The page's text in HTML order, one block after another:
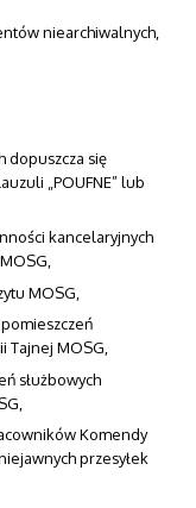
niearchiwalnych,
dopuszcza się
„POUFNE” lub
kancelaryjnych
MOSG,
Tajnej MOSG,
służbowych
Komendy
przesyłek